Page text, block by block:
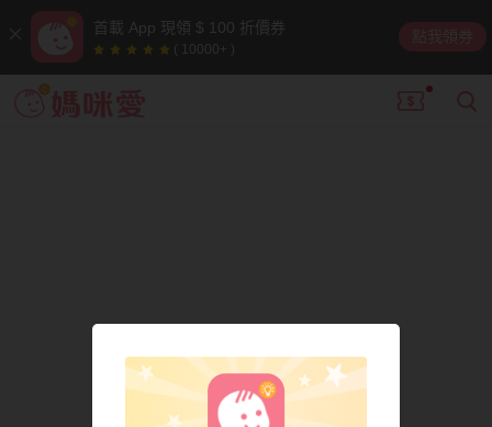
首載 App 現領 $ 100 折價券
( 10000+ )